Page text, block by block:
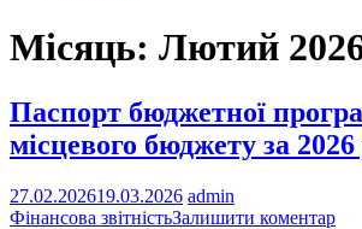
Місяць: Лютий
Паспорт бюджетної
місцевого бюджету за 2026
27.02.202619.03.2026 admin
Фінансова звітністьЗалишити коментар